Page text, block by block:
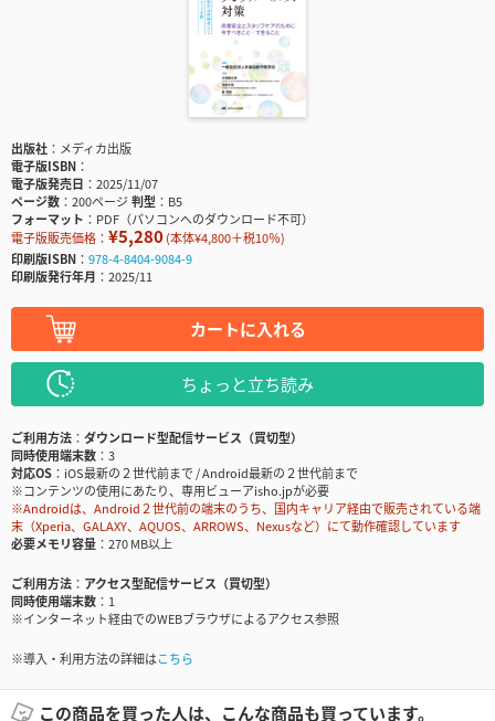
出版社
メディカ出版
電子版ISBN
電子版発売日
2025/11/07
ページ数
200ページ判型
B5
フォーマット
PDF（パソコンへのダウンロード不可）
電子版販売価格： ¥5,280(本体¥4,800＋税10％)
印刷版ISBN
978-4-8404-9084-9
印刷版発行年月
2025/11
カートに入れる
ちょっと立ち読み
ご利用方法
ダウンロード型配信サービス（買切型）
同時使用端末数
3
対応OS
iOS最新の２世代前まで / Android最新の２世代前まで
※コンテンツの使用にあたり、専用ビューアisho.jpが必要
※Androidは、Android２世代前の端末のうち、国内キャリア経由で販売されている端
末（Xperia、GALAXY、AQUOS、ARROWS、Nexusなど）にて動作確認しています
必要メモリ容量
270 MB以上
ご利用方法
アクセス型配信サービス（買切型）
同時使用端末数
1
※インターネット経由でのWEBブラウザによるアクセス参照
※導入・利用方法の詳細はこちら
この商品を買った人は、こんな商品も買っています。